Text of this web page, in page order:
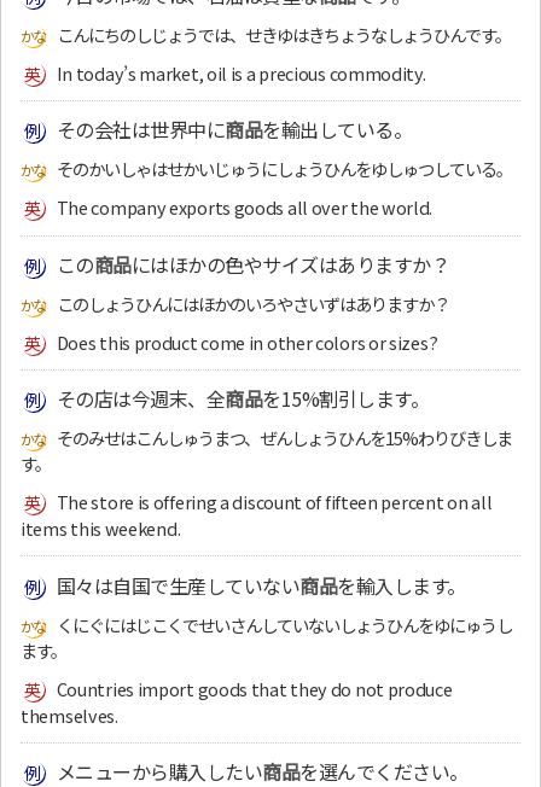
こんにちのしじょうでは、せきゆはきちょうなしょうひんです。
In today’s market, oil is a precious commodity.
その会社は世界中に商品を輸出している。
そのかいしゃはせかいじゅうにしょうひんをゆしゅつしている。
The company exports goods all over the world.
この商品にはほかの色やサイズはありますか？
このしょうひんにはほかのいろやさいずはありますか？
Does this product come in other colors or sizes?
その店は今週末、全商品を15%割引します。
そのみせはこんしゅうまつ、ぜんしょうひんを15%わりびきしま
す。
The store is offering a discount of fifteen percent on all
items this weekend.
国々は自国で生産していない商品を輸入します。
くにぐにはじこくでせいさんしていないしょうひんをゆにゅうし
ます。
Countries import goods that they do not produce
themselves.
メニューから購入したい商品を選んでください。